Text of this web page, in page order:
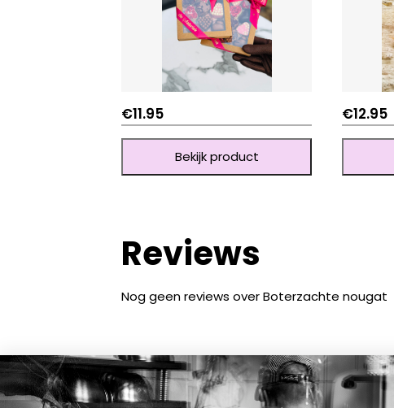
€11.95
Bekijk product
€12.95
Reviews
Nog geen reviews over Boterzachte nougat